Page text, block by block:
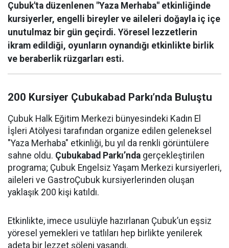
Çubuk'ta düzenlenen "Yaza Merhaba" etkinliğinde
kursiyerler, engelli bireyler ve aileleri doğayla iç içe
unutulmaz bir gün geçirdi. Yöresel lezzetlerin
ikram edildiği, oyunların oynandığı etkinlikte birlik
ve beraberlik rüzgarları esti.
200 Kursiyer Çubukabad Parkı’nda Buluştu
Çubuk Halk Eğitim Merkezi bünyesindeki Kadın El
İşleri Atölyesi tarafından organize edilen geleneksel
"Yaza Merhaba" etkinliği, bu yıl da renkli görüntülere
sahne oldu. Çubukabad Parkı’nda gerçekleştirilen
programa; Çubuk Engelsiz Yaşam Merkezi kursiyerleri,
aileleri ve GastroÇubuk kursiyerlerinden oluşan
yaklaşık 200 kişi katıldı.
Etkinlikte, imece usulüyle hazırlanan Çubuk’un eşsiz
yöresel yemekleri ve tatlıları hep birlikte yenilerek
adeta bir lezzet şöleni yaşandı.